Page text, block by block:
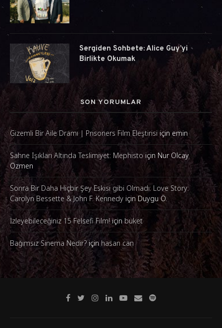
Sergiden Sohbete: Alice Guy’yi
Birlikte Okumak
SON YORUMLAR
Gizemli Bir Aile Dramı | Prisoners Film Eleştirisi için emin
Sahne Işıkları Altında Teslimiyet: Mephisto için Nur Olcay
Özmen
Sonra Bir Daha Hiçbir Şey Eskisi gibi Olmadı: Love Story:
Carolyn Bessette & John F. Kennedy için Duygu Ö.
İzleyebileceğiniz 15 Felsefi Film!içinbuket
Bağımsız Sinema Nedir?içinhasan can